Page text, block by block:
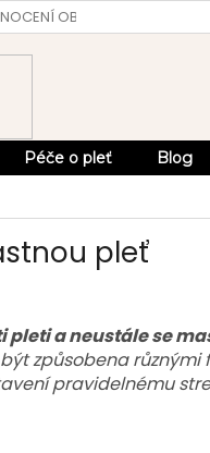
OBCHODU
Péče o pleť Blog
pleť
pleti a neustále se
způsobena různými
pravidelnému